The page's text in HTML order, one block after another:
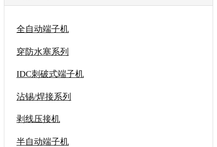
全自动端子机
穿防水塞系列
IDC刺破式端子机
沾锡/焊接系列
剥线压接机
半自动端子机